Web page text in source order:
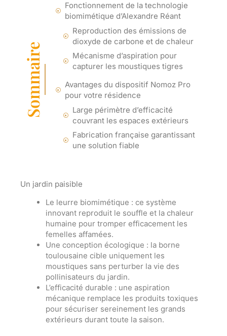
Sommaire
Fonctionnement de la technologie
biomimétique d’Alexandre Réant
Reproduction des émissions de
dioxyde de carbone et de chaleur
Mécanisme d’aspiration pour
capturer les moustiques tigres
Avantages du dispositif Nomoz Pro
pour votre résidence
Large périmètre d’efficacité
couvrant les espaces extérieurs
Fabrication française garantissant
une solution fiable
Un jardin paisible
Le leurre biomimétique : ce système
innovant reproduit le souffle et la chaleur
humaine pour tromper efficacement les
femelles affamées.
Une conception écologique : la borne
toulousaine cible uniquement les
moustiques sans perturber la vie des
pollinisateurs du jardin.
L’efficacité durable : une aspiration
mécanique remplace les produits toxiques
pour sécuriser sereinement les grands
extérieurs durant toute la saison.